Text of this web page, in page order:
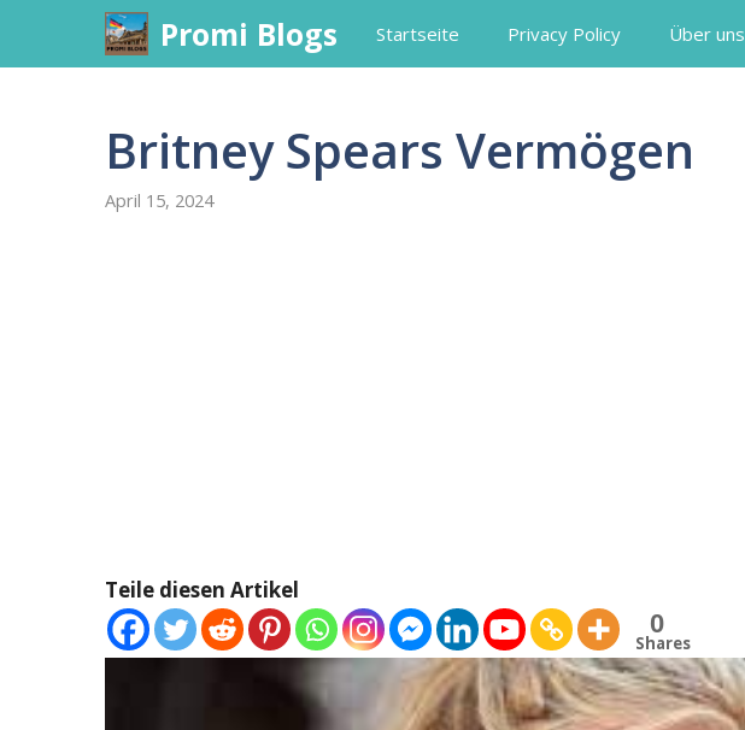
content
Promi Blogs Startseite Privacy Policy Über uns
Britney Spears Vermögen
April 15, 2024
Teile diesen Artikel
0
Shares